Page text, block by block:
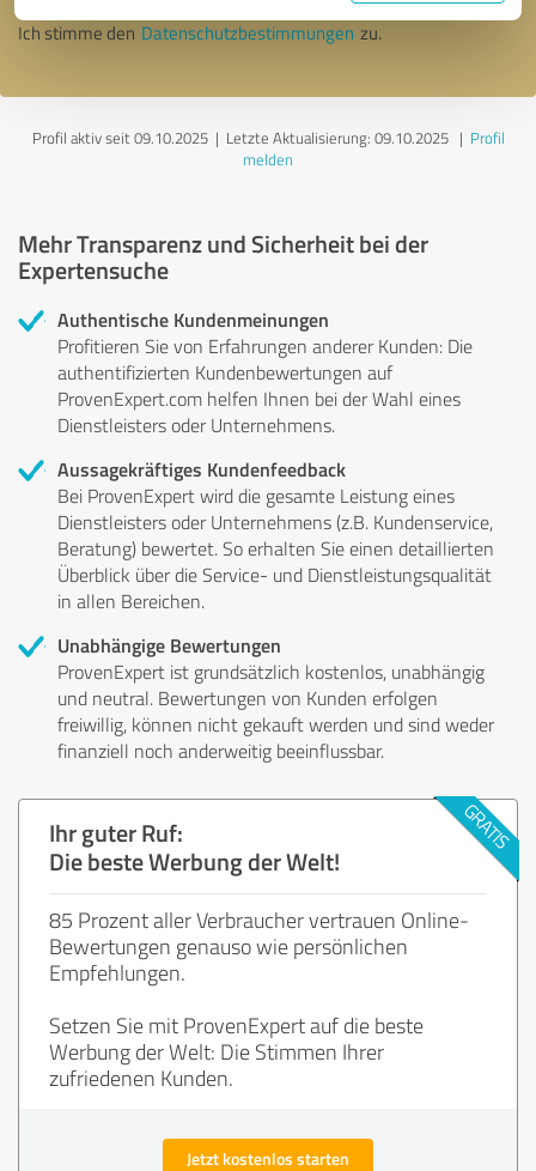
Ich stimme den Datenschutzbestimmungen zu.
Profil aktiv seit 09.10.2025 | Letzte Aktualisierung: 09.10.2025| Profil
melden
Mehr Transparenz und Sicherheit bei der
Expertensuche
Authentische Kundenmeinungen
Profitieren Sie von Erfahrungen anderer Kunden: Die
authentifizierten Kundenbewertungen auf
ProvenExpert.com helfen Ihnen bei der Wahl eines
Dienstleisters oder Unternehmens.
Aussagekräftiges Kundenfeedback
Bei ProvenExpert wird die gesamte Leistung eines
Dienstleisters oder Unternehmens (z.B. Kundenservice,
Beratung) bewertet. So erhalten Sie einen detaillierten
Überblick über die Service- und Dienstleistungsqualität
in allen Bereichen.
Unabhängige Bewertungen
ProvenExpert ist grundsätzlich kostenlos, unabhängig
und neutral. Bewertungen von Kunden erfolgen
freiwillig, können nicht gekauft werden und sind weder
finanziell noch anderweitig beeinflussbar.
Ihr guter Ruf:
Die beste Werbung der Welt!
85 Prozent aller Verbraucher vertrauen Online-
Bewertungen genauso wie persönlichen
Empfehlungen.
Setzen Sie mit ProvenExpert auf die beste
Werbung der Welt: Die Stimmen Ihrer
zufriedenen Kunden.
Jetzt kostenlos starten